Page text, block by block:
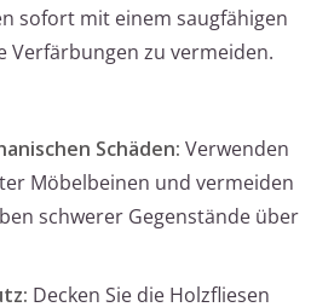
sofort mit einem saugfähigen
Verfärbungen zu vermeiden.
Schäden: Verwenden
Möbelbeinen und vermeiden
schwerer Gegenstände über
Decken Sie die Holzfliesen